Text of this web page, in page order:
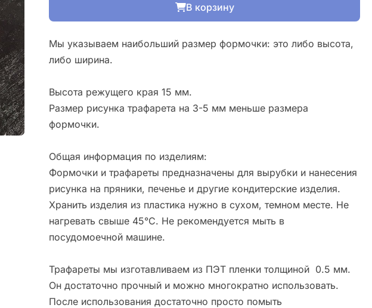
В корзину
Мы указываем наибольший размер формочки: это либо высота,
либо ширина.
Высота режущего края 15 мм.
Размер рисунка трафарета на 3-5 мм меньше размера
формочки.
Общая информация по изделиям:
Формочки и трафареты предназначены для вырубки и нанесения
рисунка на пряники, печенье и другие кондитерские изделия.
Хранить изделия из пластика нужно в сухом, темном месте. Не
нагревать свыше 45°С. Не рекомендуется мыть в
посудомоечной машине.
Трафареты мы изготавливаем из ПЭТ пленки толщиной 0.5 мм.
Он достаточно прочный и можно многократно использовать.
После использования достаточно просто помыть